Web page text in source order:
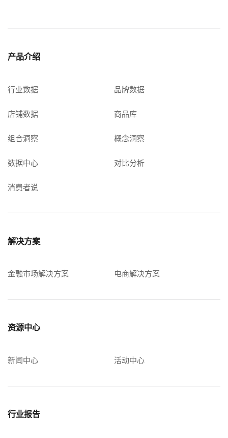
产品介绍
行业数据 品牌数据
店铺数据 商品库
组合洞察 概念洞察
数据中心 对比分析
消费者说
解决方案
金融市场解决方案 电商解决方案
资源中心
新闻中心 活动中心
行业报告